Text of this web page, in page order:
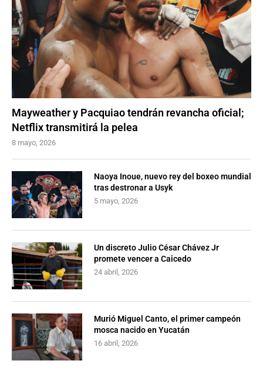
Mayweather y Pacquiao tendrán revancha oficial;
Netflix transmitirá la pelea
8 mayo, 2026
Naoya Inoue, nuevo rey del boxeo mundial
tras destronar a Usyk
5 mayo, 2026
Un discreto Julio César Chávez Jr
promete vencer a Caicedo
24 abril, 2026
Murió Miguel Canto, el primer campeón
mosca nacido en Yucatán
16 abril, 2026